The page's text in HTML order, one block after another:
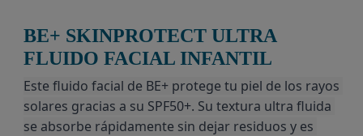
BE+ SKINPROTECT ULTRA
FLUIDO FACIAL INFANTIL
Este fluido facial de BE+ protege tu piel de los rayos
solares gracias a su SPF50+. Su textura ultra fluida
se absorbe rápidamente sin dejar residuos y es